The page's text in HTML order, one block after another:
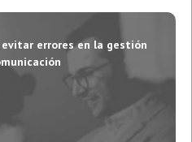
errores en la gestión